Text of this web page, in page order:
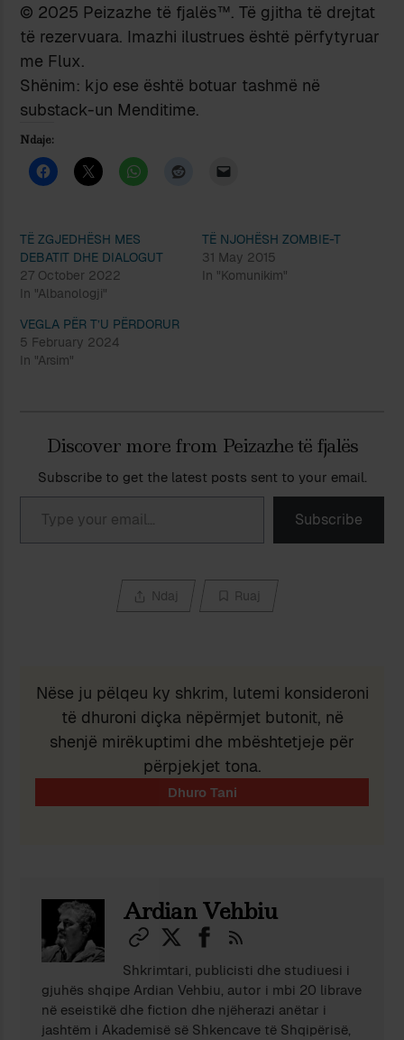
© 2025 Peizazhe të fjalës™. Të gjitha të drejtat
të rezervuara. Imazhi ilustrues është përfytyruar
me Flux.
Shënim: kjo ese është botuar tashmë në
substack-un Menditime.
Ndaje:
TË ZGJEDHËSH MES
DEBATIT DHE DIALOGUT
27 October 2022
In "Albanologji"
TË NJOHËSH ZOMBIE-T
31 May 2015
In "Komunikim"
VEGLA PËR T’U PËRDORUR
5 February 2024
In "Arsim"
Discover more from Peizazhe të fjalës
Subscribe to get the latest posts sent to your email.
Type your email…
Subscribe
Ndaj Ruaj
Nëse ju pëlqeu ky shkrim, lutemi konsideroni
të dhuroni diçka nëpërmjet butonit, në
shenjë mirëkuptimi dhe mbështetjeje për
përpjekjet tona.
Ardian Vehbiu
Shkrimtari, publicisti dhe studiuesi i
gjuhës shqipe Ardian Vehbiu, autor i mbi 20 librave
në eseistikë dhe fiction dhe njëherazi anëtar i
jashtëm i Akademisë së Shkencave të Shqipërisë,